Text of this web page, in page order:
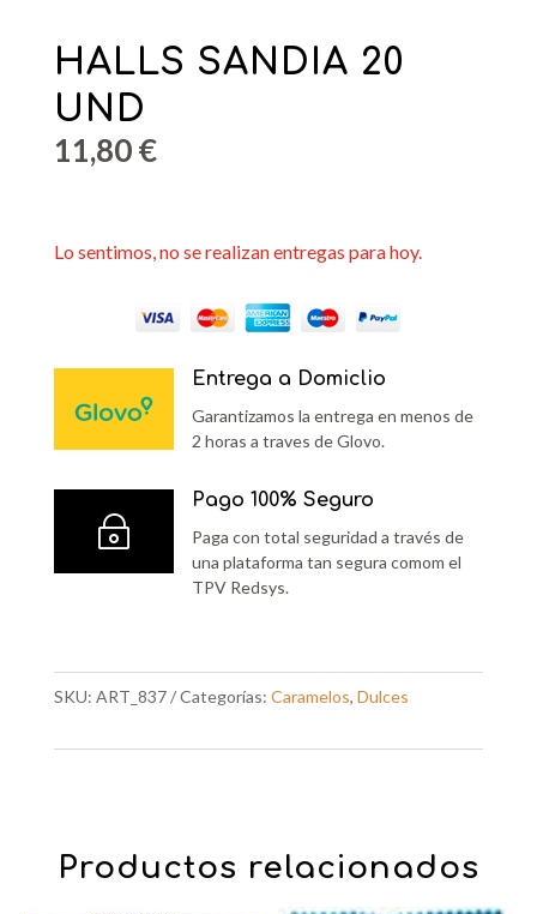
HALLS SANDIA 20
UND
11,80€
Lo sentimos, no se realizan entregas para hoy.
Entrega a Domiclio
Garantizamos la entrega en menos de
2 horas a traves de Glovo.
~
Pago 100% Seguro
Paga con total seguridad a través de
una plataforma tan segura comom el
TPV Redsys.
SKU: ART_837 Categorías: Caramelos, Dulces
Productos relacionados